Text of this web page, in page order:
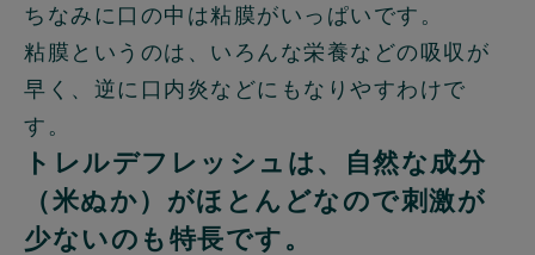
ちなみに口の中は粘膜がいっぱいです。
粘膜というのは、いろんな栄養などの吸収が
早く、逆に口内炎などにもなりやすわけで
す。
トレルデフレッシュは、自然な成分
（米ぬか）がほとんどなので刺激が
少ないのも特長です。